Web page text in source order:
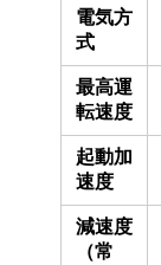
電気方
式
最高運
転速度
起動加
速度
減速度
（常